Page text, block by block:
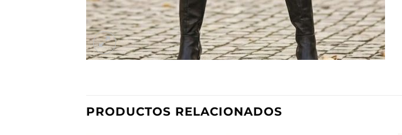
PRODUCTOS RELACIONADOS